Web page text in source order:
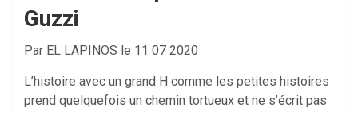
Guzzi
Par EL LAPINOS le 11 07 2020
L’histoire avec un grand H comme les petites histoires
prend quelquefois un chemin tortueux et ne s’écrit pas